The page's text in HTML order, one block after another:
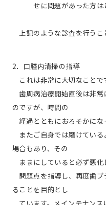
せに問題があった方はと
上記のような診査を行うこ
2．口腔内清掃の指導
これは非常に大切なことで
歯周病治療開始直後は非常
のですが、時間の
経過とともにおろそかにな
またご自身では磨けている
場合もあり、その
ままにしていると必ず悪化
問題点を指導し、再度歯ブ
ることを目的とし